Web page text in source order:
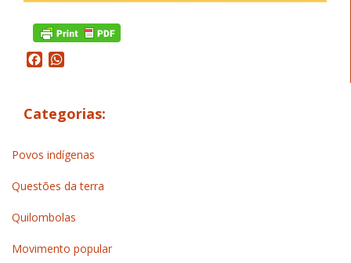
Facebook
Categorias:
Povos indígenas
Questões da terra
Quilombolas
Movimento popular